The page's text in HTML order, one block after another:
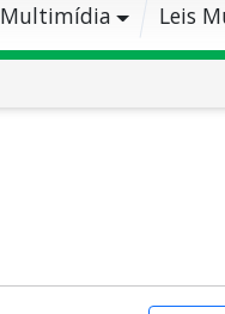
Multimídia Leis